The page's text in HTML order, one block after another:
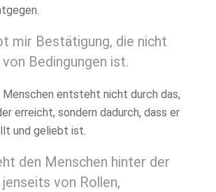
mir Bestätigung, die nicht
von Bedingungen ist.
Menschen entsteht nicht durch das,
erreicht, sondern dadurch, dass er
und geliebt ist.
den Menschen hinter der
jenseits von Rollen,